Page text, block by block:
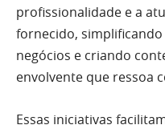
profissionalidade e a
fornecido,
negócios e criando
envolvente que ressoa
Essas iniciativas